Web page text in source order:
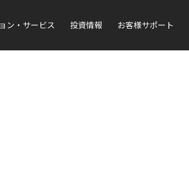
ン・サービス 投資情報 お客様サポート